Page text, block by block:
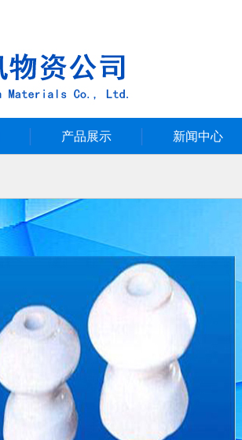
产品展示 新闻中心